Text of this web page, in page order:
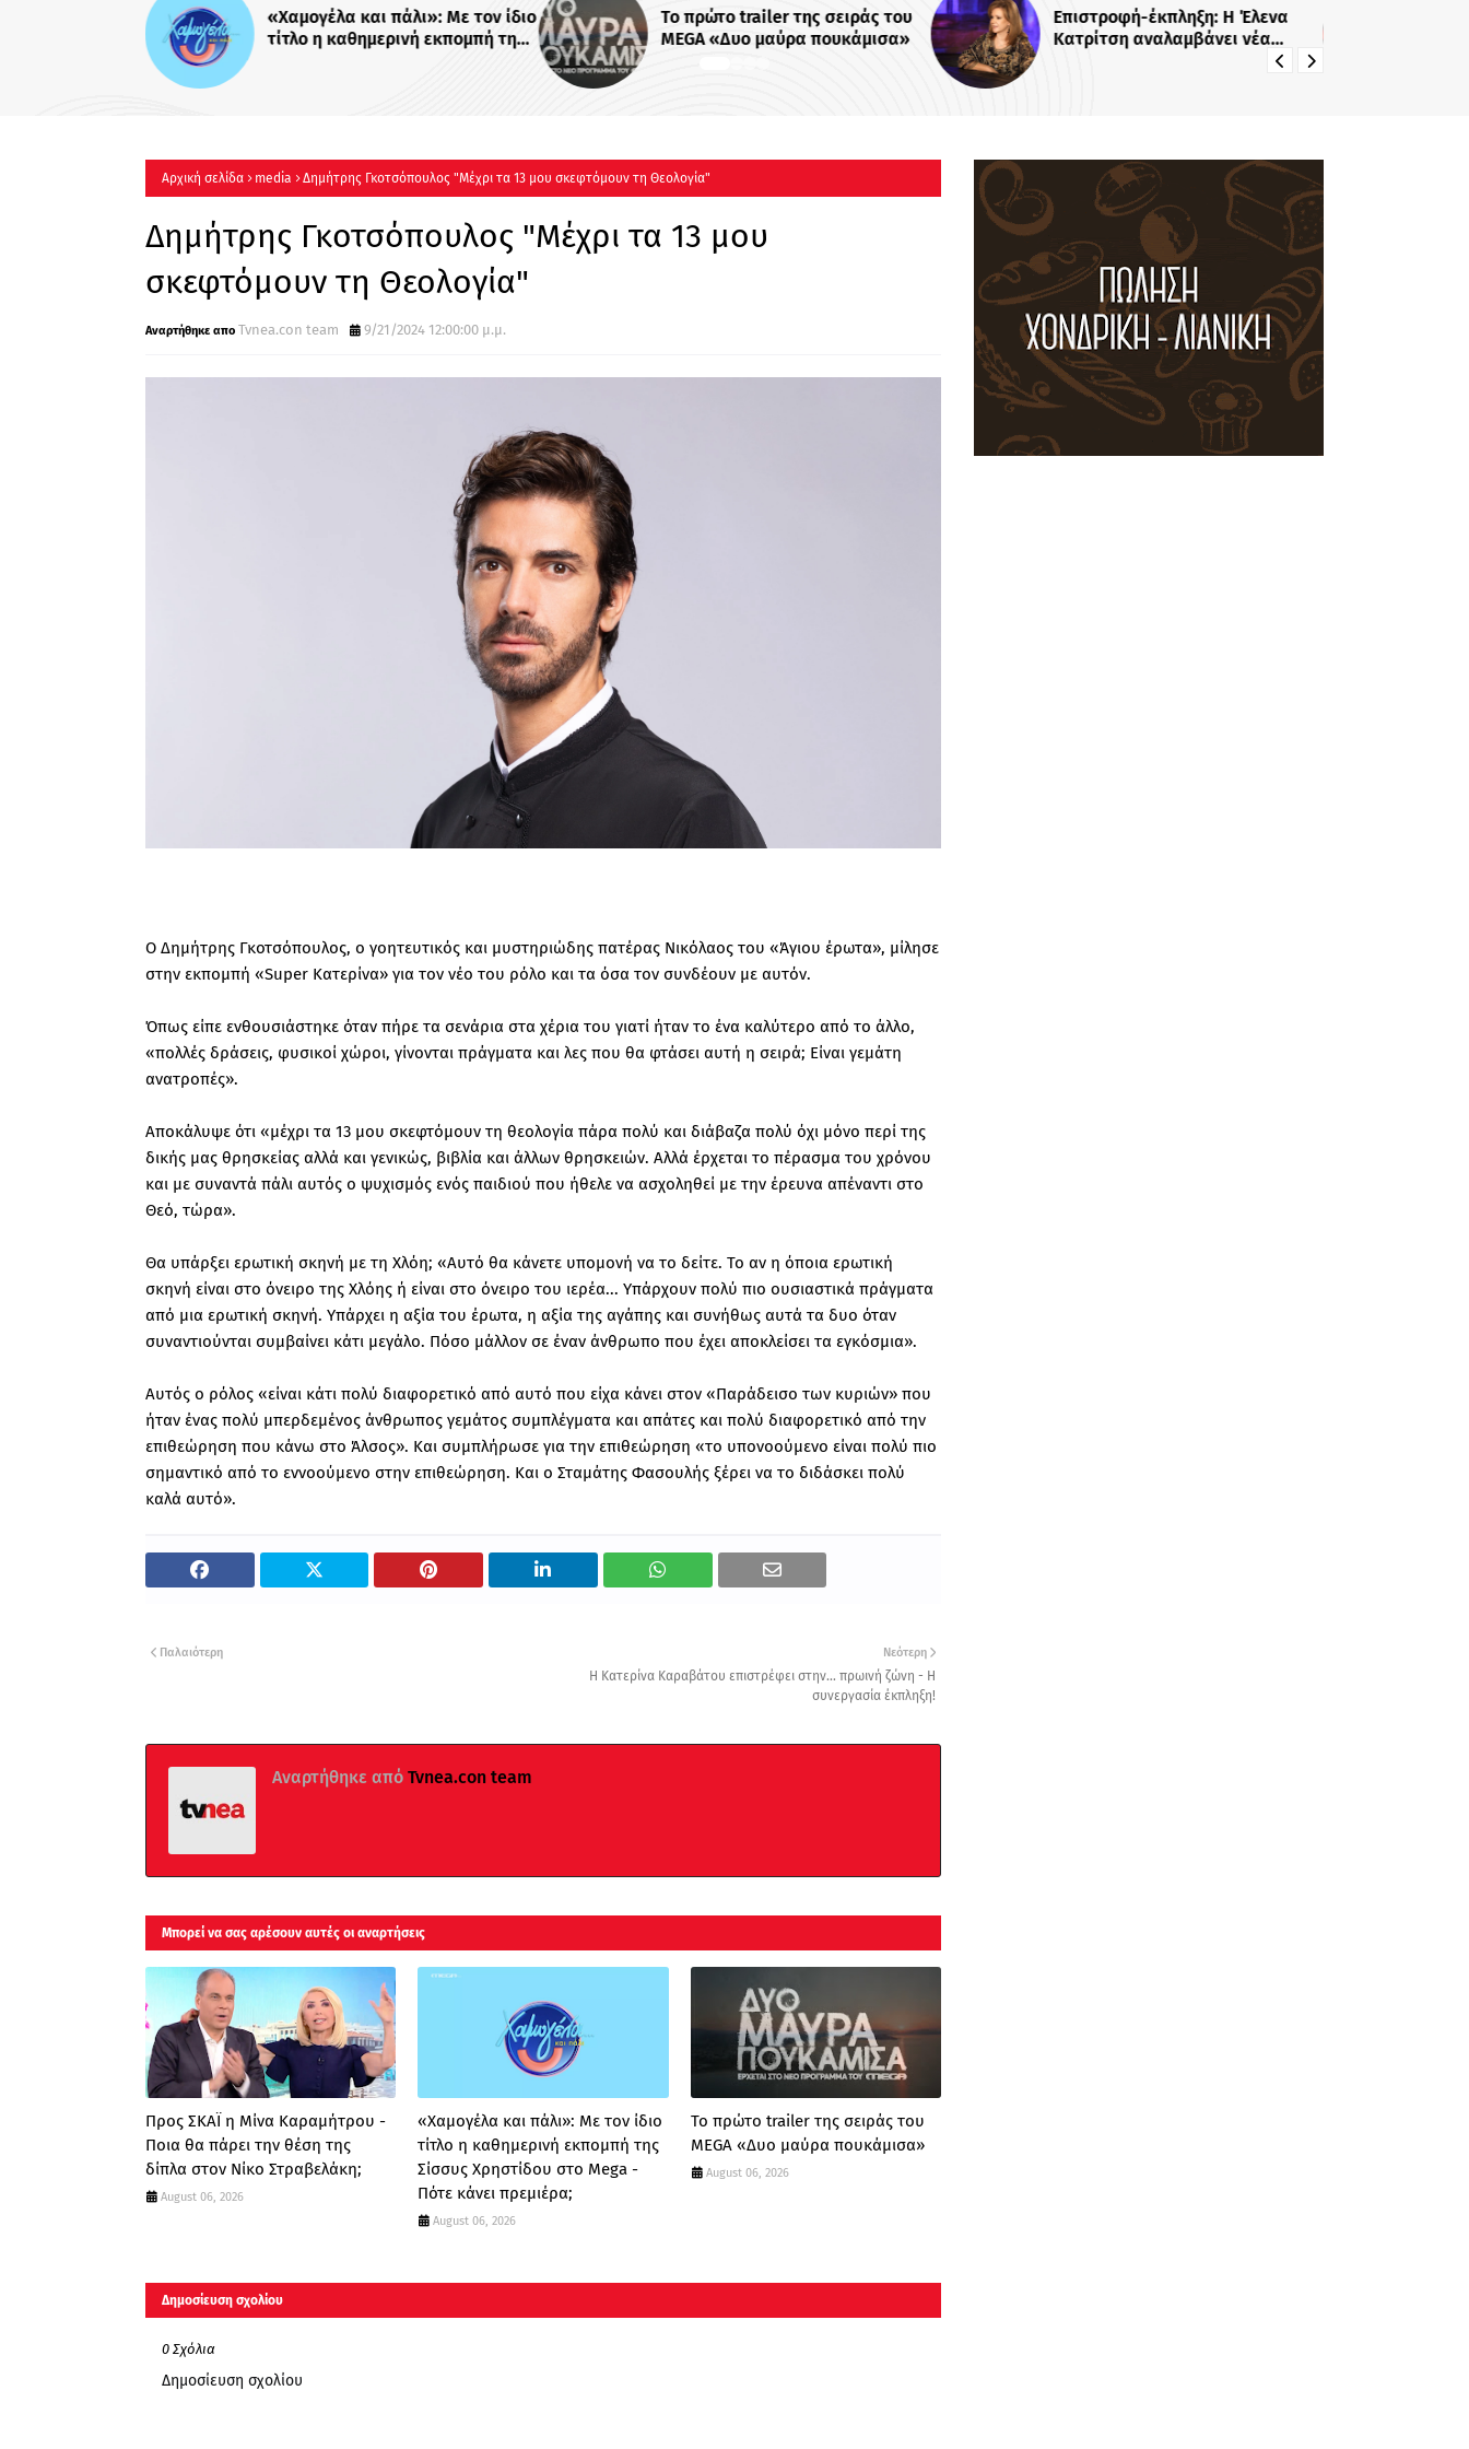
«Χαμογέλα και πάλι»: Με τον ίδιο
τίτλο η καθημερινή εκπομπή της
Το πρώτο trailer της σειράς του
MEGA «Δυο μαύρα πουκάμισα»
Επιστροφή-έκπληξη: Η Έλενα
Κατρίτση αναλαμβάνει νέα
εκπομπή - Σε αυτό το κανάλι θα
Αρχική σελίδα media Δημήτρης Γκοτσόπουλος "Μέχρι τα 13 μου σκεφτόμουν τη Θεολογία"
Δημήτρης Γκοτσόπουλος "Μέχρι τα 13 μου
σκεφτόμουν τη Θεολογία"
Tvnea.con team 9/21/2024 12:00:00 μ.μ.
Ο Δημήτρης Γκοτσόπουλος, ο γοητευτικός και μυστηριώδης πατέρας Νικόλαος του «Άγιου έρωτα», μίλησε
στην εκπομπή «Super Κατερίνα» για τον νέο του ρόλο και τα όσα τον συνδέουν με αυτόν.
Όπως είπε ενθουσιάστηκε όταν πήρε τα σενάρια στα χέρια του γιατί ήταν το ένα καλύτερο από το άλλο,
«πολλές δράσεις, φυσικοί χώροι, γίνονται πράγματα και λες που θα φτάσει αυτή η σειρά; Είναι γεμάτη
ανατροπές».
Αποκάλυψε ότι «μέχρι τα 13 μου σκεφτόμουν τη θεολογία πάρα πολύ και διάβαζα πολύ όχι μόνο περί της
δικής μας θρησκείας αλλά και γενικώς, βιβλία και άλλων θρησκειών. Αλλά έρχεται το πέρασμα του χρόνου
και με συναντά πάλι αυτός ο ψυχισμός ενός παιδιού που ήθελε να ασχοληθεί με την έρευνα απέναντι στο
Θεό, τώρα».
Θα υπάρξει ερωτική σκηνή με τη Χλόη; «Αυτό θα κάνετε υπομονή να το δείτε. Το αν η όποια ερωτική
σκηνή είναι στο όνειρο της Χλόης ή είναι στο όνειρο του ιερέα... Υπάρχουν πολύ πιο ουσιαστικά πράγματα
από μια ερωτική σκηνή. Υπάρχει η αξία του έρωτα, η αξία της αγάπης και συνήθως αυτά τα δυο όταν
συναντιούνται συμβαίνει κάτι μεγάλο. Πόσο μάλλον σε έναν άνθρωπο που έχει αποκλείσει τα εγκόσμια».
Αυτός ο ρόλος «είναι κάτι πολύ διαφορετικό από αυτό που είχα κάνει στον «Παράδεισο των κυριών» που
ήταν ένας πολύ μπερδεμένος άνθρωπος γεμάτος συμπλέγματα και απάτες και πολύ διαφορετικό από την
επιθεώρηση που κάνω στο Άλσος». Και συμπλήρωσε για την επιθεώρηση «το υπονοούμενο είναι πολύ πιο
σημαντικό από το εννοούμενο στην επιθεώρηση. Και ο Σταμάτης Φασουλής ξέρει να το διδάσκει πολύ
καλά αυτό».
Νεότερη
Η Κατερίνα Καραβάτου επιστρέφει στην... πρωινή ζώνη - Η
συνεργασία έκπληξη!
Παλαιότερη
Αναρτήθηκε από Tvnea.con team
Μπορεί να σας αρέσουν αυτές οι αναρτήσεις
Προς ΣΚΑΪ η Μίνα Καραμήτρου -
Ποια θα πάρει την θέση της
δίπλα στον Νίκο Στραβελάκη;
August 06, 2026
«Χαμογέλα και πάλι»: Με τον ίδιο
τίτλο η καθημερινή εκπομπή της
Σίσσυς Χρηστίδου στο Mega -
Πότε κάνει πρεμιέρα;
August 06, 2026
Το πρώτο trailer της σειράς του
MEGA «Δυο μαύρα πουκάμισα»
August 06, 2026
Δημοσίευση σχολίου
0 Σχόλια
Δημοσίευση σχολίου